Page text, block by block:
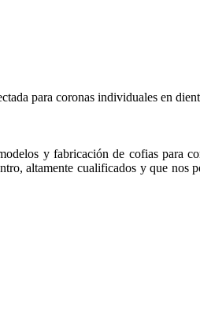
para coronas individuales en
y fabricación de cofias para
altamente cualificados y que nos